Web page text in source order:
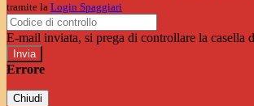
tramite la Login Spaggiari
E-mail inviata, si prega di controllare la casella
Errore
Chiudi